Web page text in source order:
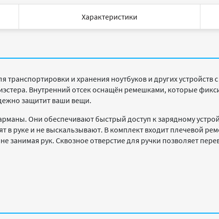
Характеристики
транспортировки и хранения ноутбуков и других
Внутренний отсек оснащён ремешками, которые
защитит ваши вещи.
Они обеспечивают быстрый доступ к зарядному
в руке и не выскальзывают. В комплект входит плечевой
занимая рук. Сквозное отверстие для ручки позволяет